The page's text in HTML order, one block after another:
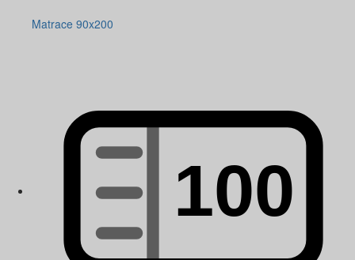
Matrace 90x200